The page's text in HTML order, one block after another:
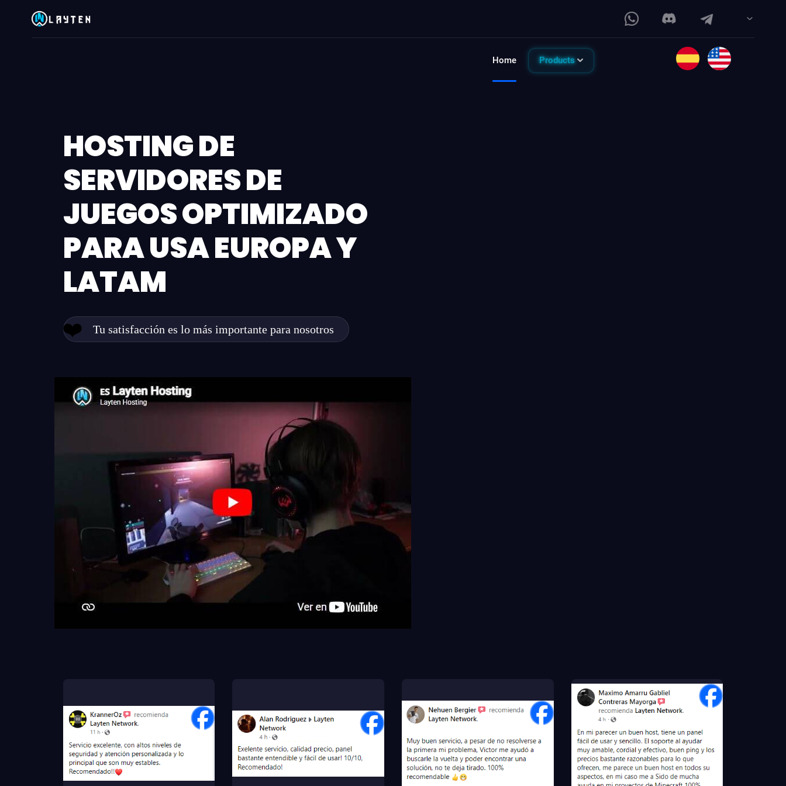
Home Products
HOSTING DE
SERVIDORES DE
JUEGOS OPTIMIZADO
PARA USA EUROPA Y
LATAM
❤️ Tu satisfacción es lo más importante para nosotros